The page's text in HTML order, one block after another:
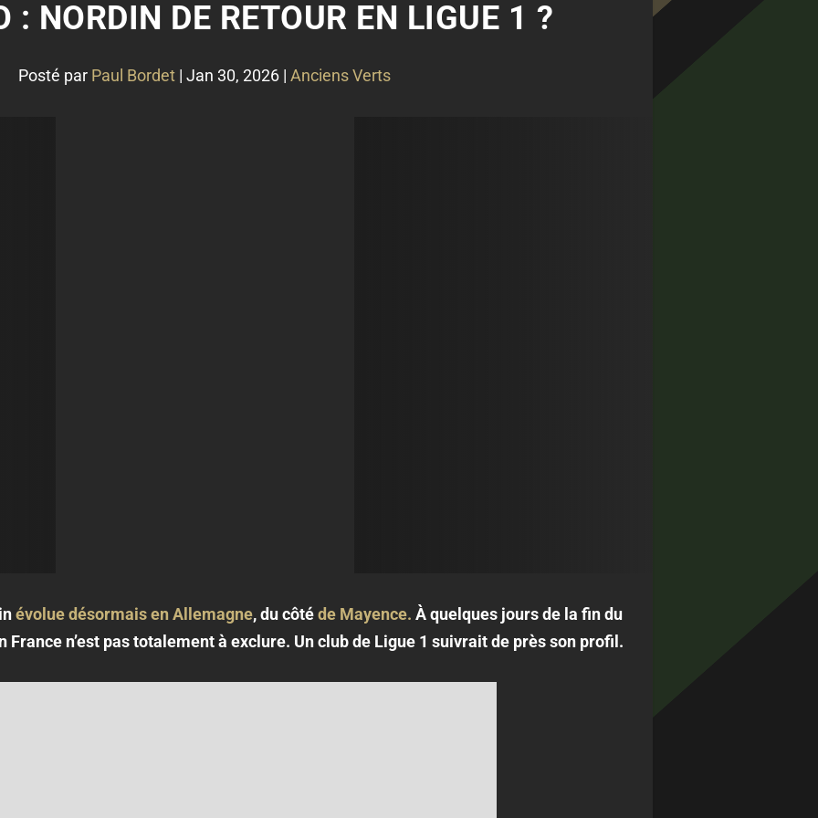
: NORDIN DE RETOUR EN LIGUE 1 ?
Posté par Paul Bordet | Jan 30, 2026 | Anciens Verts
évolue désormais en Allemagne, du côtéde Mayence. À quelques jours de la fin du
n’est pas totalement à exclure. Un club de Ligue 1 suivrait de près son profil.